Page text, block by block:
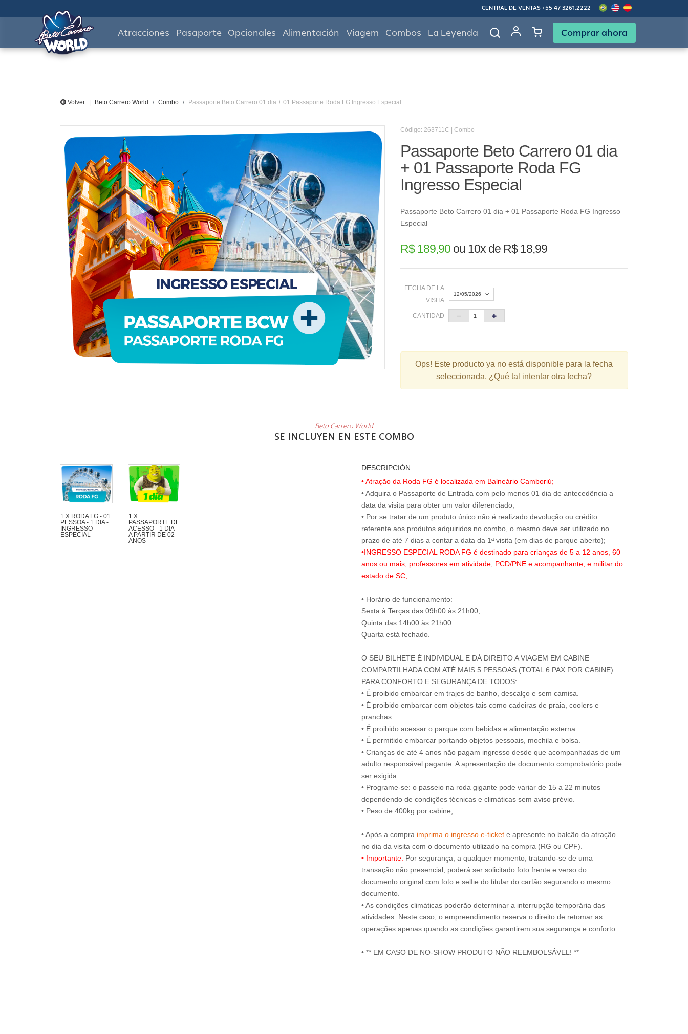
CENTRAL DE VENTAS +55 47 3261.2222
Atracciones Pasaporte Opcionales Alimentación Viagem Combos La Leyenda Comprar ahora
Volver Beto Carrero World Combo Passaporte Beto Carrero 01 dia + 01 Passaporte Roda FG Ingresso Especial
Código: 263711C | Combo
Passaporte Beto Carrero 01 dia
+ 01 Passaporte Roda FG
Ingresso Especial
Passaporte Beto Carrero 01 dia + 01 Passaporte Roda FG Ingresso
Especial
R$ 189,90ou 10x de R$ 18,99
FECHA DE LA
VISITA
12/05/2026
1
2 3 5 6 7 8
9 10 11 12 13 14 15
CANTIDAD
Ops! Este producto ya no está disponible para la fecha
seleccionada. ¿Qué tal intentar otra fecha?
Beto Carrero World
SE INCLUYEN EN ESTE COMBO
1 X RODA FG - 01
PESSOA - 1 DIA -
INGRESSO
ESPECIAL
1 X
PASSAPORTE DE
ACESSO - 1 DIA -
A PARTIR DE 02
ANOS
DESCRIPCIÓN
• Atração da Roda FG é localizada em Balneário Camboriú;
• Adquira o Passaporte de Entrada com pelo menos 01 dia de antecedência a
data da visita para obter um valor diferenciado;
• Por se tratar de um produto único não é realizado devolução ou crédito
referente aos produtos adquiridos no combo, o mesmo deve ser utilizado no
•INGRESSO ESPECIAL RODA FG é destinado para crianças de 5 a 12 anos, 60
anos ou mais, professores em atividade, PCD/PNE e acompanhante, e militar do
estado de SC;
• Horário de funcionamento:
Sexta à Terças das 09h00 às 21h00;
Quinta das 14h00 às 21h00.
Quarta está fechado.
O SEU BILHETE É INDIVIDUAL E DÁ DIREITO A VIAGEM EM CABINE
COMPARTILHADA COM ATÉ MAIS 5 PESSOAS (TOTAL 6 PAX POR CABINE).
PARA CONFORTO E SEGURANÇA DE TODOS:
• É proibido embarcar em trajes de banho, descalço e sem camisa.
• É proibido embarcar com objetos tais como cadeiras de praia, coolers e
pranchas.
• É proibido acessar o parque com bebidas e alimentação externa.
• É permitido embarcar portando objetos pessoais, mochila e bolsa.
• Crianças de até 4 anos não pagam ingresso desde que acompanhadas de um
adulto responsável pagante. A apresentação de documento comprobatório pode
ser exigida.
• Programe-se: o passeio na roda gigante pode variar de 15 a 22 minutos
dependendo de condições técnicas e climáticas sem aviso prévio.
• Peso de 400kg por cabine;
• Após a compra imprima o ingresso e-tickete apresente no balcão da atração
• Importante: Por segurança, a qualquer momento, tratando-se de uma
transação não presencial, poderá ser solicitado foto frente e verso do
documento original com foto e selfie do titular do cartão segurando o mesmo
documento.
• As condições climáticas poderão determinar a interrupção temporária das
atividades. Neste caso, o empreendimento reserva o direito de retomar as
operações apenas quando as condições garantirem sua segurança e conforto.
• ** EM CASO DE NO-SHOW PRODUTO NÃO REEMBOLSÁVEL! **